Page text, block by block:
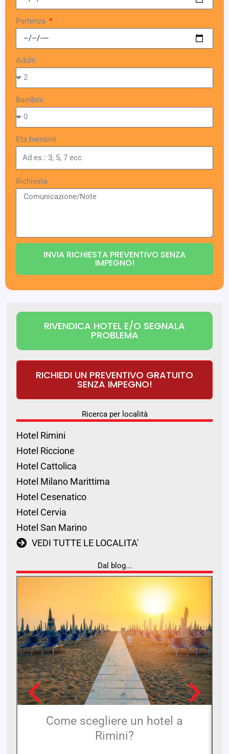
Partenza
Adulti
Bambini
Eta bambini
Richiesta
INVIA RICHIESTA PREVENTIVO SENZA
IMPEGNO!
RIVENDICA HOTEL E/O SEGNALA
PROBLEMA
RICHIEDI UN PREVENTIVO GRATUITO
SENZA IMPEGNO!
Ricerca per località
Hotel Rimini
Hotel Riccione
Hotel Cattolica
Hotel Milano Marittima
Hotel Cesenatico
Hotel Cervia
Hotel San Marino
VEDI TUTTE LE LOCALITA'
Dal blog...
Come scegliere un hotel a
Rimini?